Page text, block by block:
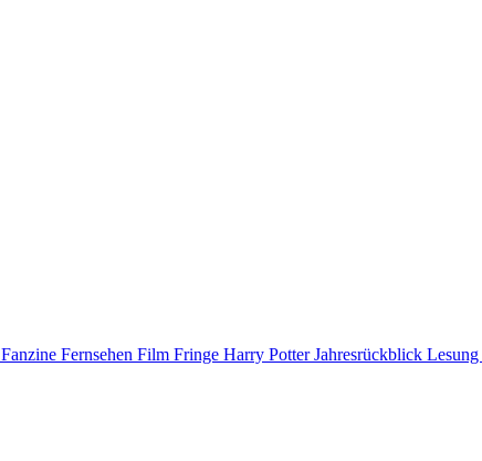
Fanzine Fernsehen Film Fringe Harry PotterJahresrückblick Lesung